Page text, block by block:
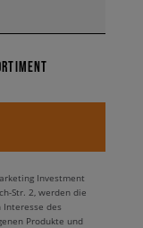
Investment
Str. 2, werden die
des
Produkte und